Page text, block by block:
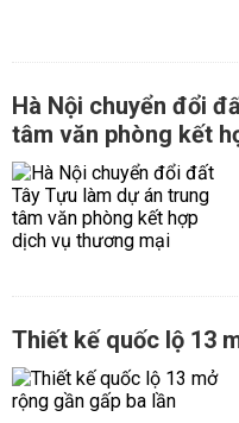
Hà Nội chuyển đổi
tâm văn phòng kết
Thiết kế quốc lộ 13